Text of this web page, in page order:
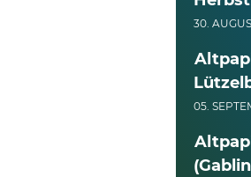
30.
05.